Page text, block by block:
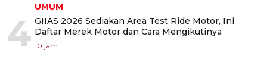
4
UMUM
GIIAS 2026 Sediakan Area Test Ride Motor, Ini
Daftar Merek Motor dan Cara Mengikutinya
10 jam